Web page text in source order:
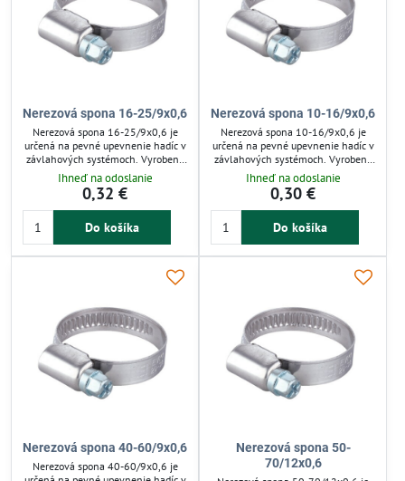
Nerezová spona 16-25/9x0,6
Nerezová spona 16-25/9x0,6 je
určená na pevné upevnenie hadíc v
závlahových systémoch. Vyrobená
z nehrdzavejúcej ocele odoláva
korózii a zaručuje dlhú životnosť aj v
exteriéri. Skrutkový mechanizmus
umožňuje presné pritiahnutie, čo
zabraňuje únikom a uvoľneniu.
poľnohospodársku závlahu a
rozvody kvapalín či vzduchu.
Ihneď na odoslanie
0,32 €
Do košíka
Nerezová spona 10-16/9x0,6
Nerezová spona 10-16/9x0,6 je
určená na pevné upevnenie hadíc v
závlahových systémoch. Vyrobená
z nehrdzavejúcej ocele odoláva
korózii a zaručuje dlhodobú stabilitu
spojov, aj pri vyššom tlaku. Vhodná
pre záhradu, poľnohospodárstvo aj
domáce použitie. Uľahčuje bezpečné
vody.
Ihneď na odoslanie
0,30 €
Do košíka
Nerezová spona 40-60/9x0,6
Nerezová spona 40-60/9x0,6 je
Nerezová spona 50-
70/12x0,6